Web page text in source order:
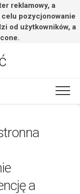
reklamowy, a
celu pozycjonowanie
od użytkowników, a
a